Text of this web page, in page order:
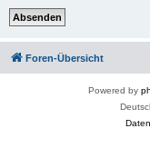
Foren-Übersicht
Powered by